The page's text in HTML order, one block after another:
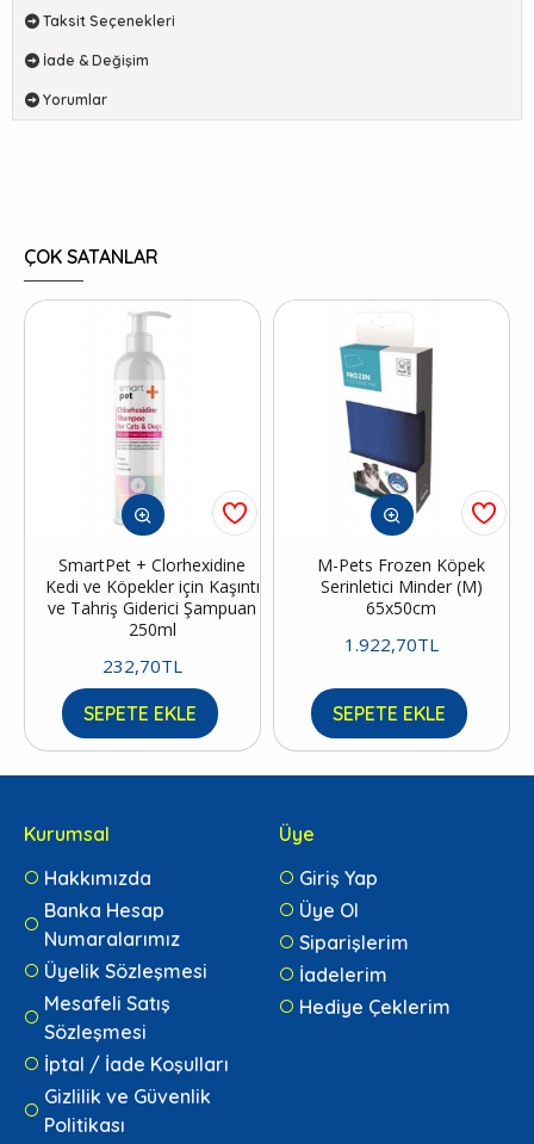
Taksit Seçenekleri
İade & Değişim
Yorumlar
ÇOK SATANLAR
SmartPet + Clorhexidine
Kedi ve Köpekler için Kaşıntı
ve Tahriş Giderici Şampuan
250ml
232,70TL
SEPETE EKLE
M-Pets Frozen Köpek
Serinletici Minder (M)
65x50cm
1.922,70TL
SEPETE EKLE
Kurumsal
Hakkımızda
Banka Hesap
Numaralarımız
Üyelik Sözleşmesi
Mesafeli Satış
Sözleşmesi
İptal / İade Koşulları
Gizlilik ve Güvenlik
Politikası
Üye
Giriş Yap
Üye Ol
Siparişlerim
İadelerim
Hediye Çeklerim